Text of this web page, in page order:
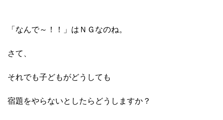
「なんで～！！」はＮＧなのね。
さて、
それでも子どもがどうしても
宿題をやらないとしたらどうしますか？